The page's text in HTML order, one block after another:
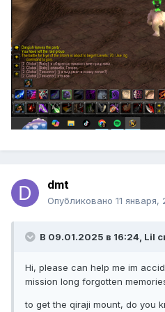
dmt
Опубликовано 11 января,
В 09.01.2025 в 16:24, Lil
Hi, please can help me im
mission long forgotten
to get the qiraji mount, do you